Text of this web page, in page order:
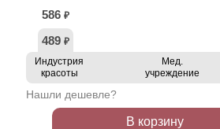
586 ₽
489 ₽
Индустрия
красоты
Мед.
учреждение
Нашли дешевле?
В корзину